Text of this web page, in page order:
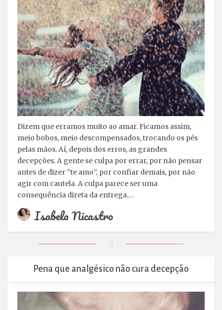
Dizem que erramos muito ao amar. Ficamos assim,
meio bobos, meio descompensados, trocando os pés
pelas mãos. Aí, depois dos erros, as grandes
decepções. A gente se culpa por errar, por não pensar
antes de dizer “te amo”, por confiar demais, por não
agir com cautela. A culpa parece ser uma
consequência direta da entrega.…
Isabela Nicastro
Pena que analgésico não cura decepção